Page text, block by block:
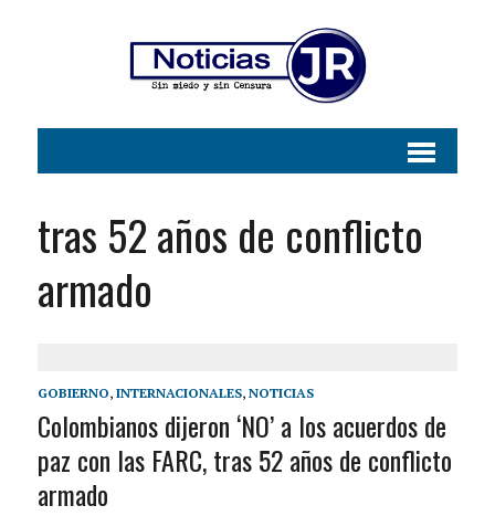
tras 52 años de conflicto
armado
GOBIERNO, INTERNACIONALES, NOTICIAS
Colombianos dijeron ‘NO’ a los acuerdos de
paz con las FARC, tras 52 años de conflicto
armado